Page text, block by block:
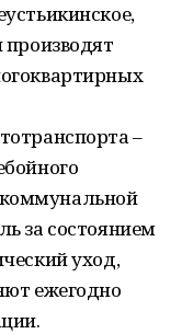
–
за состоянием
уход,
ежегодно